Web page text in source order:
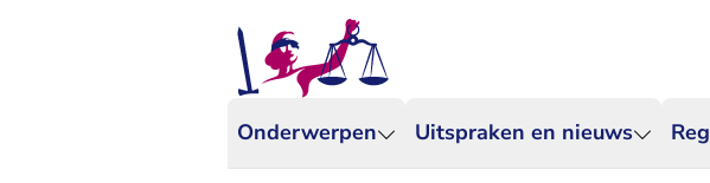
Onderwerpen Uitspraken en nieuws